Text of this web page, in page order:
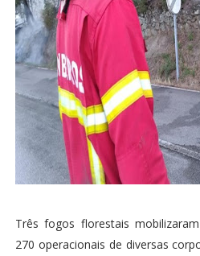
Três fogos florestais
270 operacionais de diversas